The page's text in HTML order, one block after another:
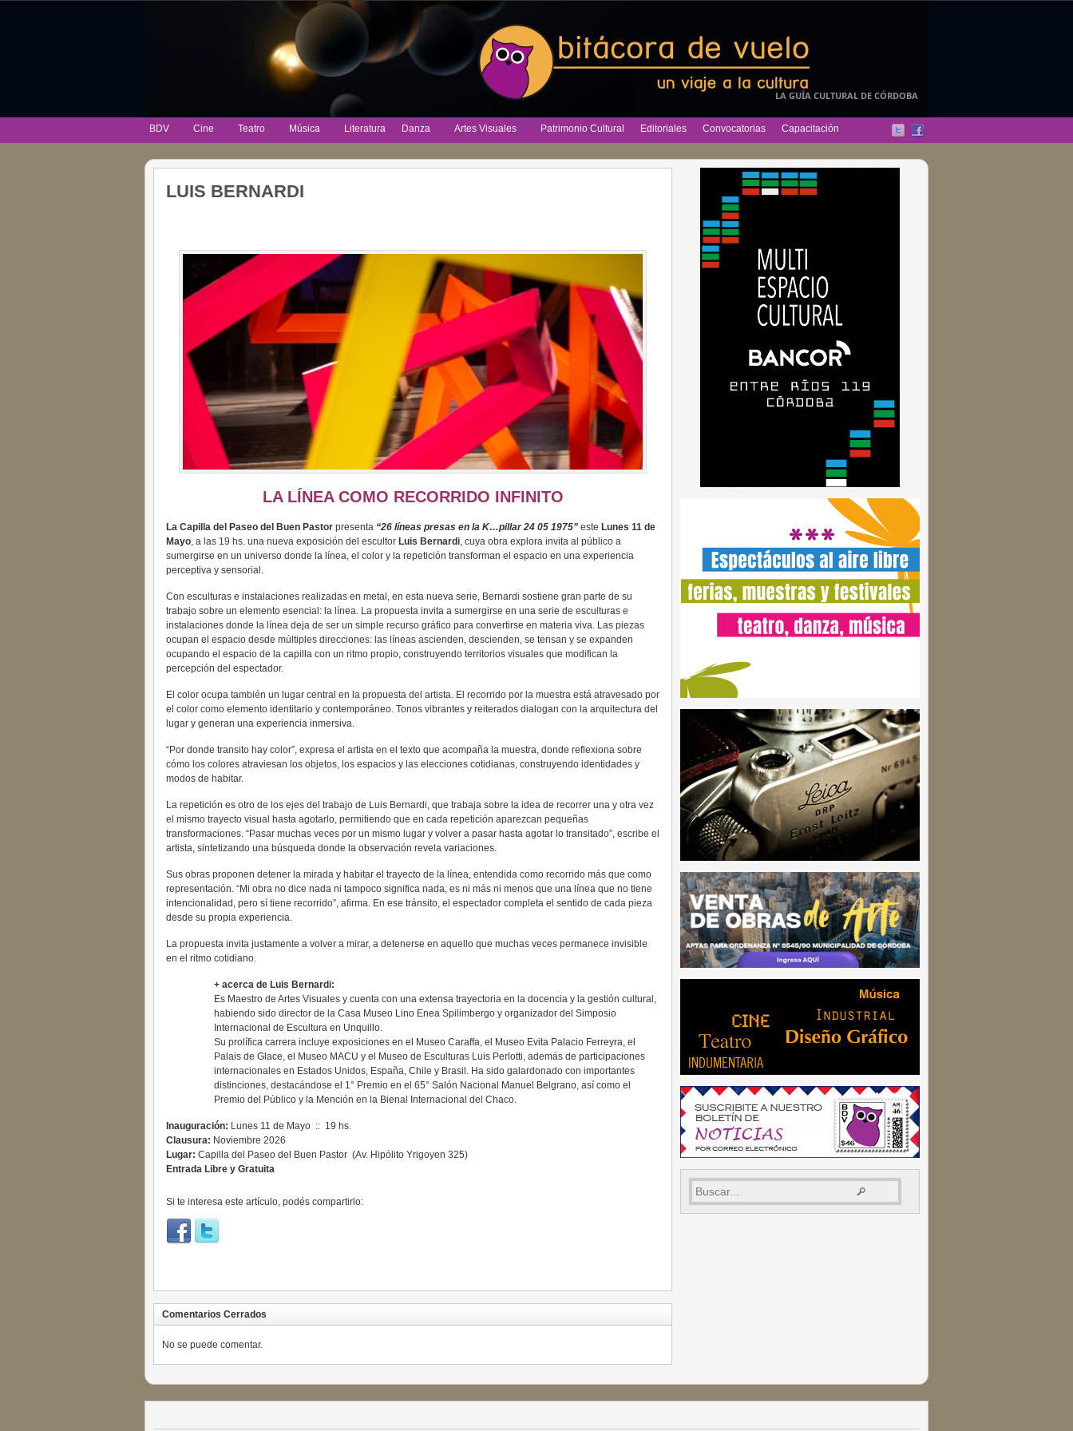
LA GUÍA CULTURAL DE CÓRDOBA
BDV Cine Teatro Música Literatura Danza Artes Visuales Patrimonio Cultural Editoriales Convocatorias Capacitación
LUIS BERNARDI
LA LÍNEA COMO RECORRIDO INFINITO
La Capilla del Paseo del Buen Pastor presenta “26 líneas presas en la K…pillar 24 05 1975” este Lunes 11 de
Mayo, a las 19 hs. una nueva exposición del escultor Luis Bernardi, cuya obra explora invita al público a
sumergirse en un universo donde la línea, el color y la repetición transforman el espacio en una experiencia
perceptiva y sensorial.
Con esculturas e instalaciones realizadas en metal, en esta nueva serie, Bernardi sostiene gran parte de su
trabajo sobre un elemento esencial: la línea. La propuesta invita a sumergirse en una serie de esculturas e
instalaciones donde la línea deja de ser un simple recurso gráfico para convertirse en materia viva. Las piezas
ocupan el espacio desde múltiples direcciones: las líneas ascienden, descienden, se tensan y se expanden
ocupando el espacio de la capilla con un ritmo propio, construyendo territorios visuales que modifican la
percepción del espectador.
El color ocupa también un lugar central en la propuesta del artista. El recorrido por la muestra está atravesado por
el color como elemento identitario y contemporáneo. Tonos vibrantes y reiterados dialogan con la arquitectura del
lugar y generan una experiencia inmersiva.
“Por donde transito hay color”, expresa el artista en el texto que acompaña la muestra, donde reflexiona sobre
cómo los colores atraviesan los objetos, los espacios y las elecciones cotidianas, construyendo identidades y
modos de habitar.
La repetición es otro de los ejes del trabajo de Luis Bernardi, que trabaja sobre la idea de recorrer una y otra vez
el mismo trayecto visual hasta agotarlo, permitiendo que en cada repetición aparezcan pequeñas
transformaciones. “Pasar muchas veces por un mismo lugar y volver a pasar hasta agotar lo transitado”, escribe el
artista, sintetizando una búsqueda donde la observación revela variaciones.
Sus obras proponen detener la mirada y habitar el trayecto de la línea, entendida como recorrido más que como
representación. “Mi obra no dice nada ni tampoco significa nada, es ni más ni menos que una línea que no tiene
intencionalidad, pero sí tiene recorrido”, afirma. En ese tránsito, el espectador completa el sentido de cada pieza
desde su propia experiencia.
La propuesta invita justamente a volver a mirar, a detenerse en aquello que muchas veces permanece invisible
en el ritmo cotidiano.
+ acerca de Luis Bernardi:
Es Maestro de Artes Visuales y cuenta con una extensa trayectoria en la docencia y la gestión cultural,
habiendo sido director de la Casa Museo Lino Enea Spilimbergo y organizador del Simposio
Internacional de Escultura en Unquillo.
Su prolífica carrera incluye exposiciones en el Museo Caraffa, el Museo Evita Palacio Ferreyra, el
Palais de Glace, el Museo MACU y el Museo de Esculturas Luis Perlotti, además de participaciones
internacionales en Estados Unidos, España, Chile y Brasil. Ha sido galardonado con importantes
distinciones, destacándose el 1° Premio en el 65° Salón Nacional Manuel Belgrano, así como el
Premio del Público y la Mención en la Bienal Internacional del Chaco.
Inauguración: Lunes 11 de Mayo :: 19 hs.
Clausura: Noviembre 2026
Lugar: Capilla del Paseo del Buen Pastor (Av. Hipólito Yrigoyen 325)
Entrada Libre y Gratuita
Si te interesa este artículo, podés compartirlo:
Comentarios Cerrados
No se puede comentar.